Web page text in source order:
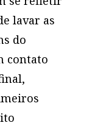
lavar as
do
contato